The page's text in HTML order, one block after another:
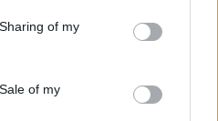
of my
of my
tartalmazza:
2 év napon belüli